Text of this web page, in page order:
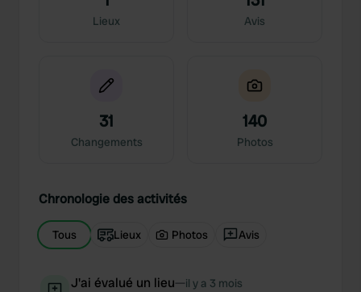
Lieux Avis
31
Changements
140
Photos
Chronologie des activités
Tous Lieux Photos Avis
J'ai évalué un lieu—il y a 3 mois